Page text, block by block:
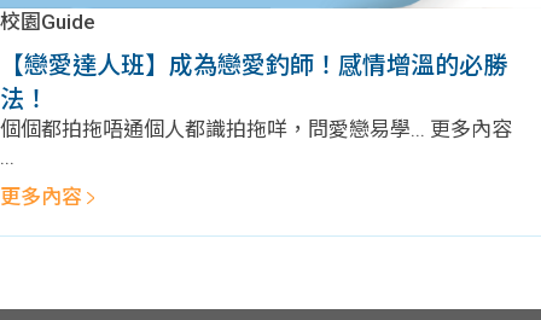
校園Guide
【戀愛達人班】成為戀愛釣師！感情增溫的必勝
法！
個個都拍拖唔通個人都識拍拖咩，問愛戀易學... 更多內容
...
更多內容